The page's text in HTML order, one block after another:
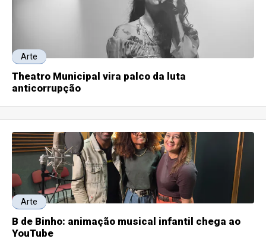
Arte
Theatro Municipal vira palco da luta
anticorrupção
Arte
B de Binho: animação musical infantil chega ao
YouTube